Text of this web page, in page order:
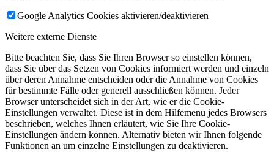
Google Analytics Cookies aktivieren/deaktivieren
Weitere externe Dienste
Bitte beachten Sie, dass Sie Ihren Browser so einstellen können,
dass Sie über das Setzen von Cookies informiert werden und einzeln
über deren Annahme entscheiden oder die Annahme von Cookies
für bestimmte Fälle oder generell ausschließen können. Jeder
Browser unterscheidet sich in der Art, wie er die Cookie-
Einstellungen verwaltet. Diese ist in dem Hilfemenü jedes Browsers
beschrieben, welches Ihnen erläutert, wie Sie Ihre Cookie-
Einstellungen ändern können. Alternativ bieten wir Ihnen folgende
Funktionen an um einzelne Einstellungen zu deaktivieren.